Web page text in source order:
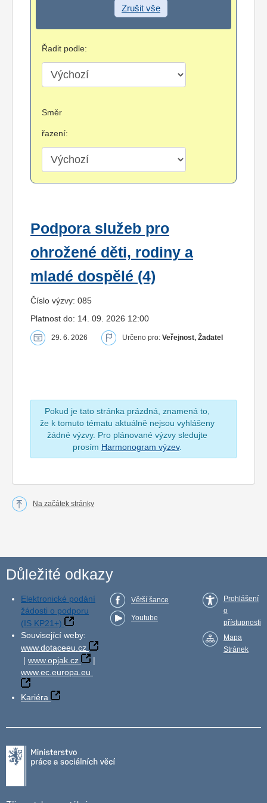
Zrušit vše
Řadit podle:
Směr
řazení:
Podpora služeb pro
ohrožené děti, rodiny a
mladé dospělé (4)
Číslo výzvy: 085
Platnost do: 14. 09. 2026 12:00
29. 6. 2026 Určeno pro: Veřejnost, Žadatel
Pokud je tato stránka prázdná, znamená to,
že k tomuto tématu aktuálně nejsou vyhlášeny
žádné výzvy. Pro plánované výzvy sledujte
prosím Harmonogram výzev.
Na začátek stránky
Důležité odkazy
Elektronické podání
žádosti o podporu
(IS KP21+)
Související weby:
www.dotaceeu.cz
| www.opjak.cz
|
www.ec.europa.eu
Kariéra
Větší šance
Youtube
Prohlášení
o
přístupnosti
Mapa
Stránek